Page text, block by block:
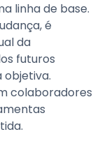
linha de base.
é
da
futuros
objetiva.
colaboradores